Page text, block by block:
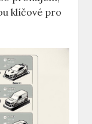
klíčové pro